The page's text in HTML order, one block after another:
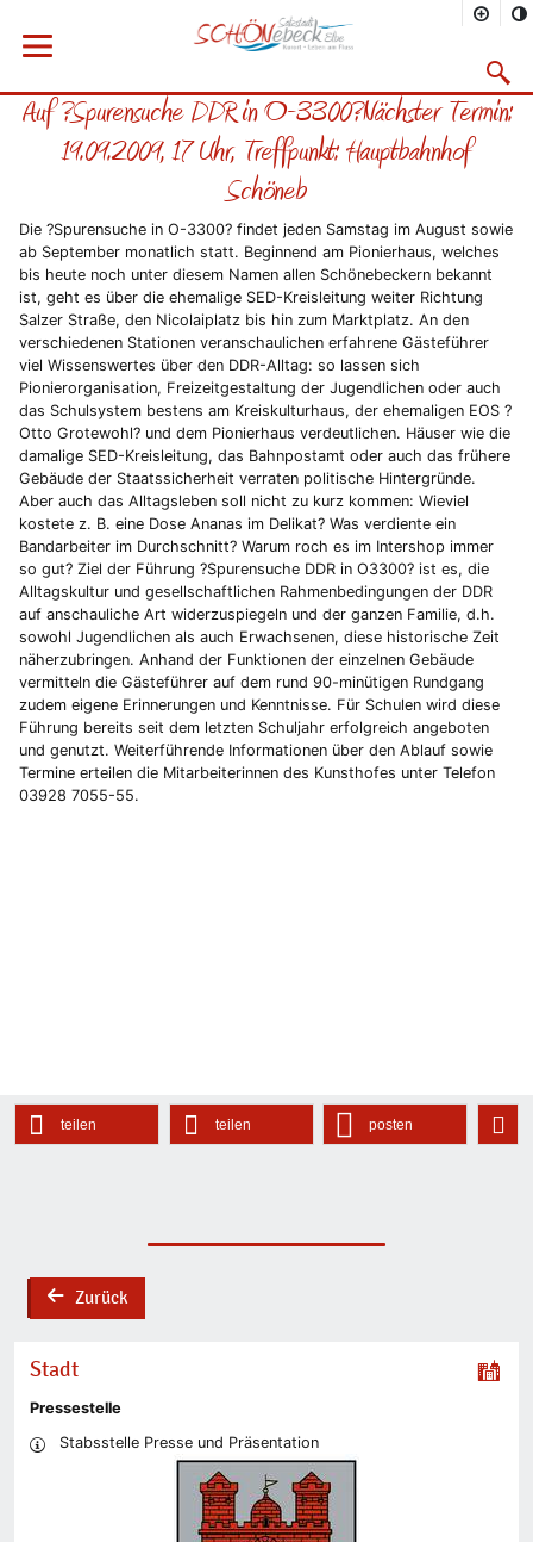
Menü öffnen
Vorheriges Bild
Startseite
Rathaus
Aktuelles 2009
Auf ?Spurensuche DDR in O-3300?Nächster Termin:
19.09.2009, 17 Uhr, Treffpunkt: Hauptbahnhof
Schöneb
Die ?Spurensuche in O-3300? findet jeden Samstag im August sowie
ab September monatlich statt. Beginnend am Pionierhaus, welches
bis heute noch unter diesem Namen allen Schönebeckern bekannt
ist, geht es über die ehemalige SED-Kreisleitung weiter Richtung
Salzer Straße, den Nicolaiplatz bis hin zum Marktplatz. An den
verschiedenen Stationen veranschaulichen erfahrene Gästeführer
viel Wissenswertes über den DDR-Alltag: so lassen sich
Pionierorganisation, Freizeitgestaltung der Jugendlichen oder auch
das Schulsystem bestens am Kreiskulturhaus, der ehemaligen EOS ?
Otto Grotewohl? und dem Pionierhaus verdeutlichen. Häuser wie die
damalige SED-Kreisleitung, das Bahnpostamt oder auch das frühere
Gebäude der Staatssicherheit verraten politische Hintergründe.
Aber auch das Alltagsleben soll nicht zu kurz kommen: Wieviel
kostete z. B. eine Dose Ananas im Delikat? Was verdiente ein
Bandarbeiter im Durchschnitt? Warum roch es im Intershop immer
so gut? Ziel der Führung ?Spurensuche DDR in O3300? ist es, die
Alltagskultur und gesellschaftlichen Rahmenbedingungen der DDR
auf anschauliche Art widerzuspiegeln und der ganzen Familie, d.h.
sowohl Jugendlichen als auch Erwachsenen, diese historische Zeit
näherzubringen. Anhand der Funktionen der einzelnen Gebäude
vermitteln die Gästeführer auf dem rund 90-minütigen Rundgang
zudem eigene Erinnerungen und Kenntnisse. Für Schulen wird diese
Führung bereits seit dem letzten Schuljahr erfolgreich angeboten
und genutzt. Weiterführende Informationen über den Ablauf sowie
Termine erteilen die Mitarbeiterinnen des Kunsthofes unter Telefon
03928 7055-55.
teilen teilen posten
backZurück
Stadt
Pressestelle
Stabsstelle Presse und Präsentation